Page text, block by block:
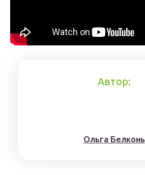
Автор:
Ольга Белконь